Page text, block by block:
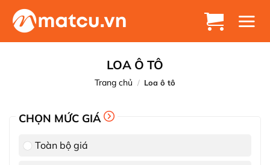
Chuyển
đến
LOA Ô TÔ
Trang chủ / Loa ô tô
CHỌN MỨC GIÁ
Toàn bộ giá